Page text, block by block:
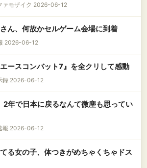
ァモザイク 2026-06-12
さん、何故かセルゲーム会場に到着
2026-06-12
エースコンバット7』を全クリして感動
録 2026-06-12
2年で日本に戻るなんて微塵も思ってい
報 2026-06-12
てる女の子、体つきがめちゃくちゃドス